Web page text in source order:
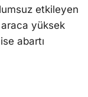
etkileyen
yüksek
abartı